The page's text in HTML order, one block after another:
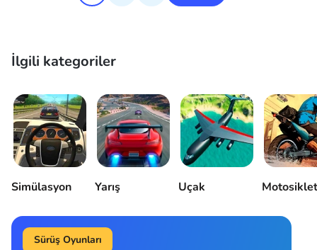
İlgili kategoriler
Simülasyon Yarış Uçak Motosiklet
Sürüş Oyunları